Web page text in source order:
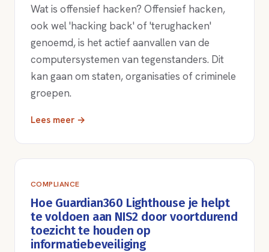
Wat is offensief hacken? Offensief hacken,
ook wel 'hacking back' of 'terughacken'
genoemd, is het actief aanvallen van de
computersystemen van tegenstanders. Dit
kan gaan om staten, organisaties of criminele
groepen.
Lees meer →
COMPLIANCE
Hoe Guardian360 Lighthouse je helpt
te voldoen aan NIS2 door voortdurend
toezicht te houden op
informatiebeveiliging